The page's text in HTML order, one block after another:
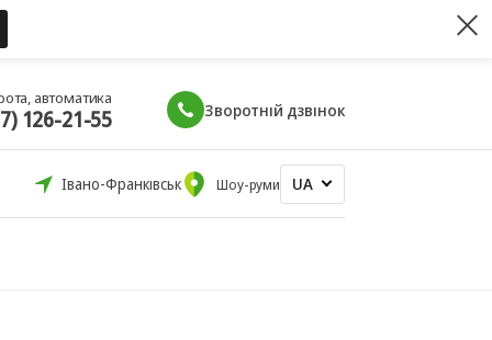
автоматика
126-21-55 Зворотній дзвінок
Івано-Франківськ Шоу-руми UA